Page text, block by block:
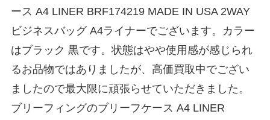
ース A4 LINER BRF174219 MADE IN USA 2WAY
ビジネスバッグ A4ライナーでございます。カラー
はブラック 黒です。状態はやや使用感が感じられ
るお品物ではありましたが、高価買取中でござい
ましたので最大限に頑張らせていただきました。
ブリーフィングのブリーフケース A4 LINER